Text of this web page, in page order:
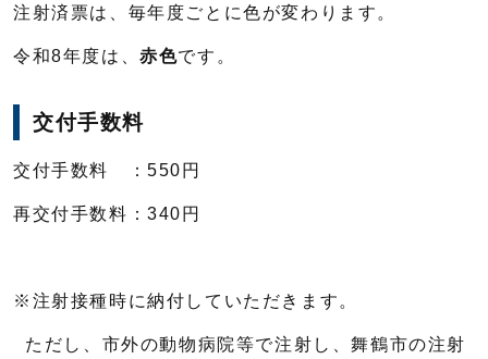
注射済票は、毎年度ごとに色が変わります。
令和8年度は、赤色です。
交付手数料
交付手数料 ：550円
再交付手数料：340円
※注射接種時に納付していただきます。
ただし、市外の動物病院等で注射し、舞鶴市の注射